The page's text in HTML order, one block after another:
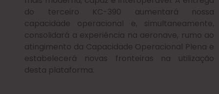
do terceiro KC-390 aumentará nossa
capacidade operacional e, simultaneamente,
consolidará a experiência na aeronave, rumo ao
atingimento da Capacidade Operacional Plena e
estabelecerá novas fronteiras na utilização
desta plataforma.